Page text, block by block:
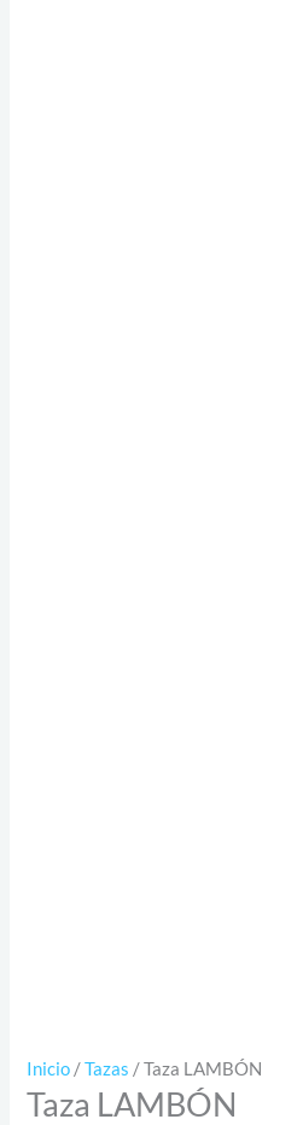
Inicio /Tazas / Taza LAMBÓN
Taza LAMBÓN